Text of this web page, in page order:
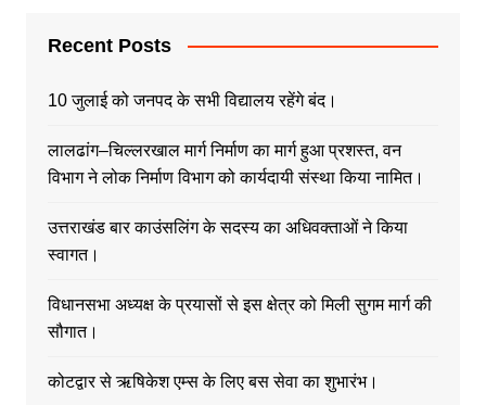
Recent Posts
10 जुलाई को जनपद के सभी विद्यालय रहेंगे बंद।
लालढांग–चिल्लरखाल मार्ग निर्माण का मार्ग हुआ प्रशस्त, वन
विभाग ने लोक निर्माण विभाग को कार्यदायी संस्था किया नामित।
उत्तराखंड बार काउंसलिंग के सदस्य का अधिवक्ताओं ने किया
स्वागत।
विधानसभा अध्यक्ष के प्रयासों से इस क्षेत्र को मिली सुगम मार्ग की
सौगात।
कोटद्वार से ऋषिकेश एम्स के लिए बस सेवा का शुभारंभ।